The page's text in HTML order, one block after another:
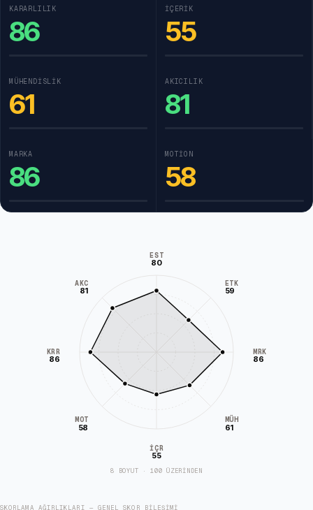
KARARLILIK
86
İÇERIK
55
MÜHENDISLIK
61
AKICILIK
81
MARKA
86
MOTION
58
EST
80
ETK
59
MRK
86
MÜH
61
İÇR
55
MOT
58
KRR
86
AKC
81
8 BOYUT · 100 ÜZERİNDEN
SKORLAMA AĞIRLIKLARI — GENEL SKOR BILEŞIMI